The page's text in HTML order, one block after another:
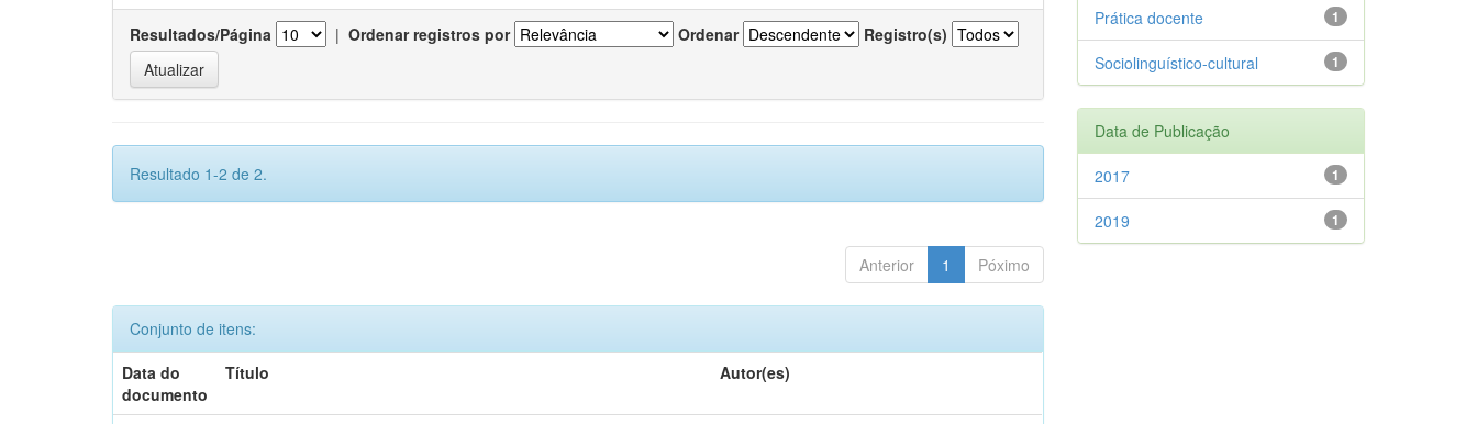
Resultados/Página | Ordenar registros por Ordenar Registro(s)
Resultado 1-2 de 2.
Anterior 1 Póximo
Conjunto de itens:
Data do
documento
Título Autor(es)
1
Prática docente
1
Sociolinguístico-cultural
Data de Publicação
1
2017
1
2019